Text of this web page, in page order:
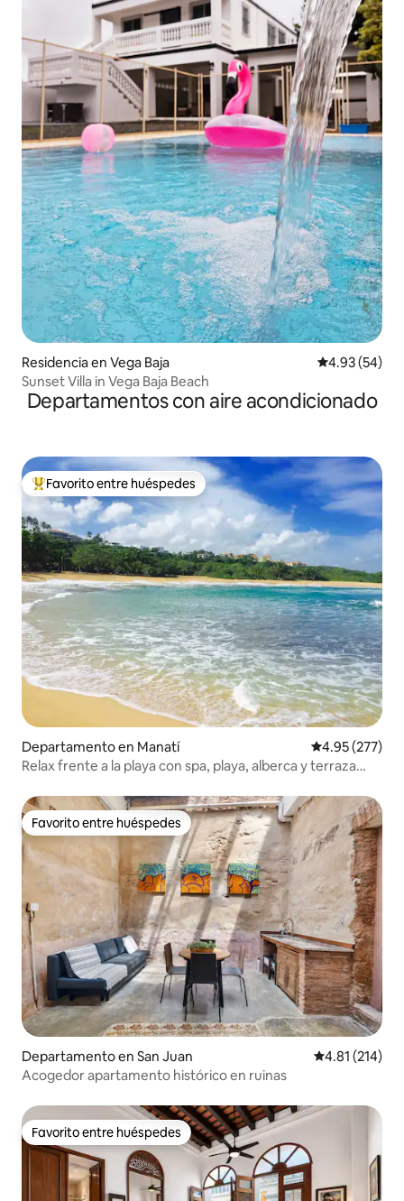
Residencia en Vega Baja Calificación
4.93 (54)
Sunset Villa in Vega Baja Beach
Departamentos con aire acondicionado
De los mejores en Favorito entre huéspedes
Favorito entre huéspedes
Departamento en Manatí Calificación
4.95 (277)
Relax frente a la playa con spa, playa, alberca y terraza
Favorito entre huéspedes
Favorito entre huéspedes
Departamento en San Juan Calificación
4.81 (214)
Acogedor apartamento histórico en ruinas
Favorito entre huéspedes
Favorito entre huéspedes